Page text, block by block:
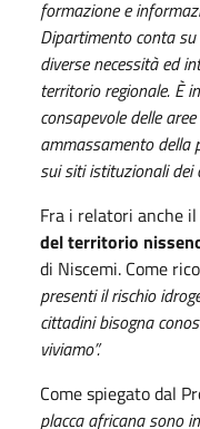
formazione e
Dipartimento conta
diverse necessità ed
territorio regionale. È
consapevole delle
ammassamento della
sui siti istituzionali dei
Fra i relatori anche il
del territorio
di Niscemi. Come
presenti il rischio
cittadini bisogna
viviamo”.
Come spiegato dal
placca africana sono